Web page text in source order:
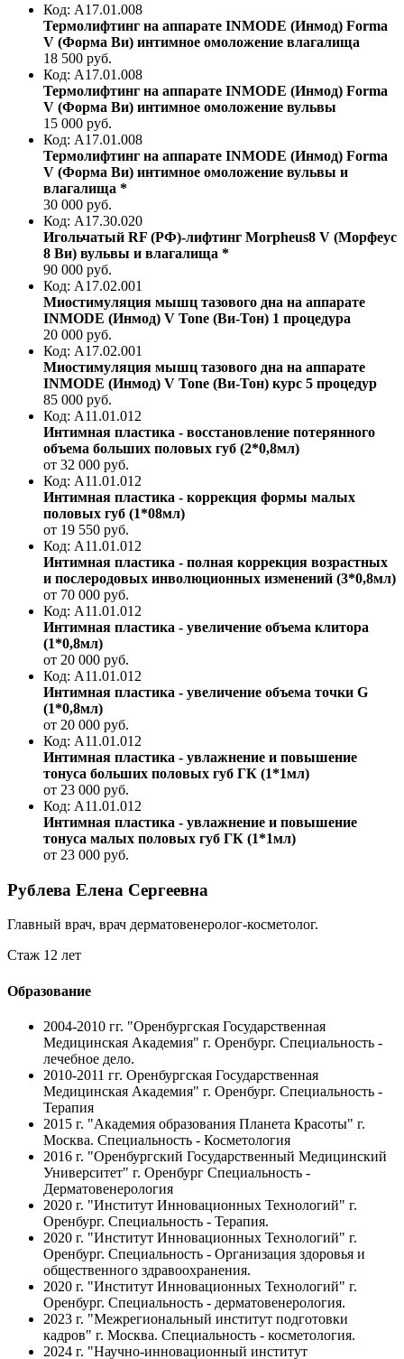
Код: А17.01.008
Термолифтинг на аппарате INMODE (Инмод) Forma
V (Форма Ви) интимное омоложение влагалища
18 500 руб.
Код: А17.01.008
Термолифтинг на аппарате INMODE (Инмод) Forma
V (Форма Ви) интимное омоложение вульвы
15 000 руб.
Код: А17.01.008
Термолифтинг на аппарате INMODE (Инмод) Forma
V (Форма Ви) интимное омоложение вульвы и
влагалища *
30 000 руб.
Код: А17.30.020
Игольчатый RF (РФ)-лифтинг Morpheus8 V (Морфеус
8 Ви) вульвы и влагалища *
90 000 руб.
Код: А17.02.001
Миостимуляция мышц тазового дна на аппарате
INMODE (Инмод) V Tone (Ви-Тон) 1 процедура
20 000 руб.
Код: А17.02.001
Миостимуляция мышц тазового дна на аппарате
INMODE (Инмод) V Tone (Ви-Тон) курс 5 процедур
85 000 руб.
Код: A11.01.012
Интимная пластика - восстановление потерянного
объема больших половых губ (2*0,8мл)
от 32 000 руб.
Код: A11.01.012
Интимная пластика - коррекция формы малых
половых губ (1*08мл)
от 19 550 руб.
Код: A11.01.012
Интимная пластика - полная коррекция возрастных
и послеродовых инволюционных изменений (3*0,8мл)
от 70 000 руб.
Код: A11.01.012
Интимная пластика - увеличение объема клитора
(1*0,8мл)
от 20 000 руб.
Код: A11.01.012
Интимная пластика - увеличение объема точки G
(1*0,8мл)
от 20 000 руб.
Код: A11.01.012
Интимная пластика - увлажнение и повышение
тонуса больших половых губ ГК (1*1мл)
от 23 000 руб.
Код: A11.01.012
Интимная пластика - увлажнение и повышение
тонуса малых половых губ ГК (1*1мл)
от 23 000 руб.
Рублева Елена Сергеевна
Главный врач, врач дерматовенеролог-косметолог.
Стаж 12 лет
Образование
2004-2010 гг. "Оренбургская Государственная
Медицинская Академия" г. Оренбург. Специальность -
лечебное дело.
2010-2011 гг. Оренбургская Государственная
Медицинская Академия" г. Оренбург. Специальность -
Терапия
2015 г. "Академия образования Планета Красоты" г.
Москва. Специальность - Косметология
2016 г. "Оренбургский Государственный Медицинский
Университет" г. Оренбург Специальность -
Дерматовенерология
2020 г. "Институт Инновационных Технологий" г.
Оренбург. Специальность - Терапия.
2020 г. "Институт Инновационных Технологий" г.
Оренбург. Специальность - Организация здоровья и
общественного здравоохранения.
2020 г. "Институт Инновационных Технологий" г.
Оренбург. Специальность - дерматовенерология.
2023 г. "Межрегиональный институт подготовки
кадров" г. Москва. Специальность - косметология.
2024 г. "Научно-инновационный институт